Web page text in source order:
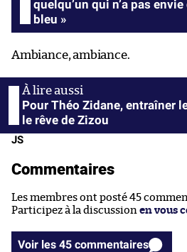
quelqu’un qui n’a pas
bleu »
Ambiance, ambiance.
Pour Théo Zidane, entraîner
le rêve de Zizou
JS
Commentaires
Les membres ont posté 45
Participez à la discussion en vous
Voir les 45 commentaires